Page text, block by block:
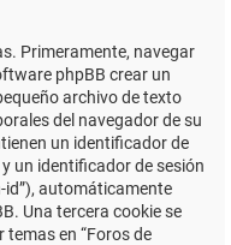
Primeramente, navegar
phpBB crear un
archivo de texto
del navegador de su
un identificador de
un identificador de sesión
id”), automáticamente
Una tercera cookie se
en “Foros de